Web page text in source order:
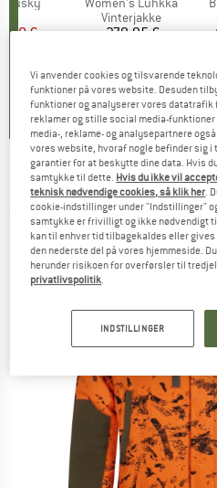
pris
€
Produktgruppe
Vinterjakke
Pris
379,95 €
5,0(8)
SEELAND -Helt Shield
(0)
Vi anvender cookies og tilsvarende
funktioner på vores website. Desuden
funktioner og analyserer vores datatrafik
reklamer og stille social media-
media-, reklame- og analysepartnere
vores website, hvoraf nogle befinder sig
garantier for at beskytte dine data. Hvis
samtykke til dette. Hvis du ikke vil
teknisk nødvendige cookies, så klik her.
cookie-indstillinger under "Indstillinger"
samtykke er frivilligt og ikke nødvendigt
kan til enhver tid tilbagekaldes eller
den nederste del på vores hjemmeside.
herunder risikoen for overførsler til
privatlivspolitik.
INDSTILLINGER